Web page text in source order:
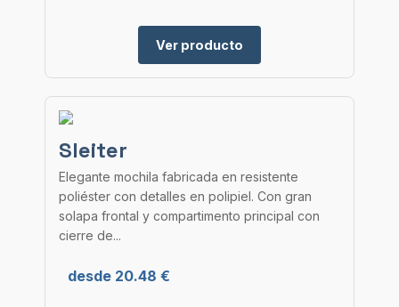
Ver producto
Sleiter
Elegante mochila fabricada en resistente
poliéster con detalles en polipiel. Con gran
solapa frontal y compartimento principal con
cierre de...
desde 20.48 €